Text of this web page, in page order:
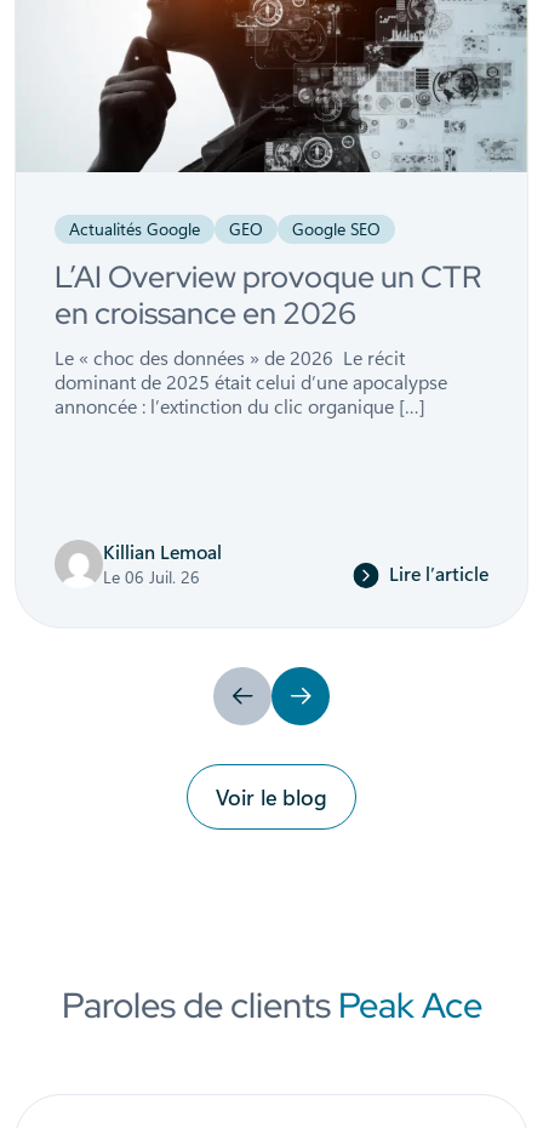
Actualités Google GEO Google SEO
L’AI Overview provoque un CTR
en croissance en 2026
Le « choc des données » de 2026 Le récit
dominant de 2025 était celui d’une apocalypse
annoncée : l’extinction du clic organique […]
Killian Lemoal
Le 06 Juil. 26 Lire l’article
PrécédentSuivant
Voir le blog
Paroles de clients Peak Ace